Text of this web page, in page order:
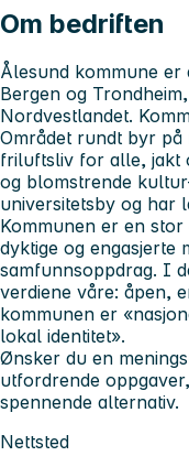
Om bedriften
Ålesund kommune
Bergen og
Nordvestlandet.
Området rundt byr
friluftsliv for alle, jakt
og blomstrende
universitetsby og har
Kommunen er en
dyktige og engasjerte
samfunnsoppdrag. I
verdiene våre: åpen,
kommunen er
lokal identitet».
Ønsker du en
utfordrende
spennende alternativ.
Nettsted